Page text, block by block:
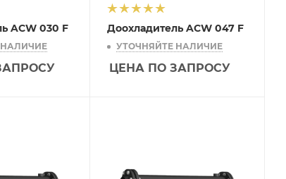
ACW 030 F Доохладитель ACW 047 F
УТОЧНЯЙТЕ НАЛИЧИЕ
ЦЕНА ПО ЗАПРОСУ